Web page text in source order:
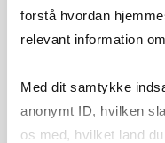
forstå hvordan
relevant information
Med dit samtykke
anonymt ID, hvilken
os med, hvilket land